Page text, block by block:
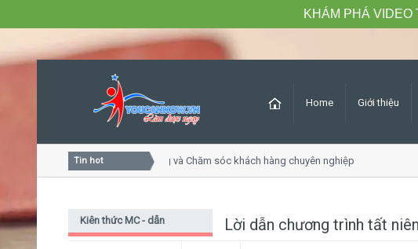
Home Giới thiệu
Tin hot
học Tư duy dịch vụ khách hàng và Chăm sóc khách hàng chuyên nghiệp
Lời dẫn chương trình tất
Kiên thức MC - dẫn
KHÁM PHÁ